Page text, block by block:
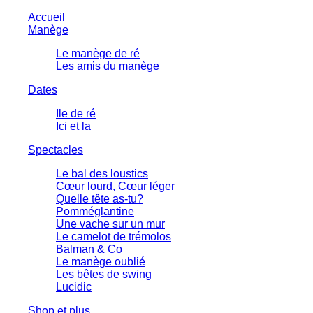
Accueil
Manège
Le manège de ré
Les amis du manège
Dates
Ile de ré
Ici et la
Spectacles
Le bal des loustics
Cœur lourd, Cœur léger
Quelle tête as-tu?
Pomméglantine
Une vache sur un mur
Le camelot de trémolos
Balman & Co
Le manège oublié
Les bêtes de swing
Lucidic
Shop et plus